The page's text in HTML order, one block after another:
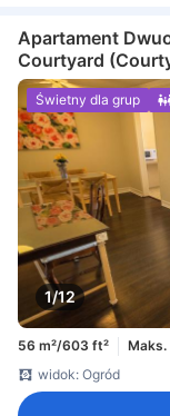
Apartament
Courtyard
1/12
Świetny dla grup
56 m²/603 ft² Maks.
widok: Ogród